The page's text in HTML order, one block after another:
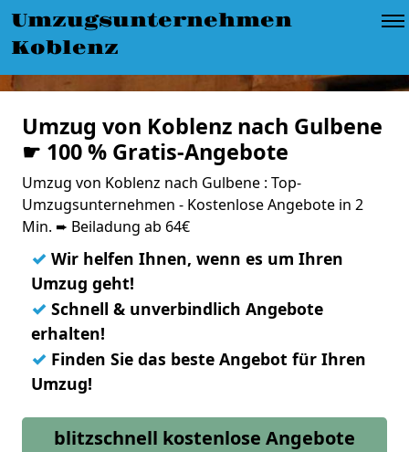
Umzugsunternehmen
Koblenz
Umzug von Koblenz nach Gulbene
☛ 100 % Gratis-Angebote
Umzug von Koblenz nach Gulbene : Top-
Umzugsunternehmen - Kostenlose Angebote in 2
Min. ➨ Beiladung ab 64€
✓ Wir helfen Ihnen, wenn es um Ihren
Umzug geht!
✓ Schnell & unverbindlich Angebote
erhalten!
✓ Finden Sie das beste Angebot für Ihren
Umzug!
blitzschnell kostenlose Angebote